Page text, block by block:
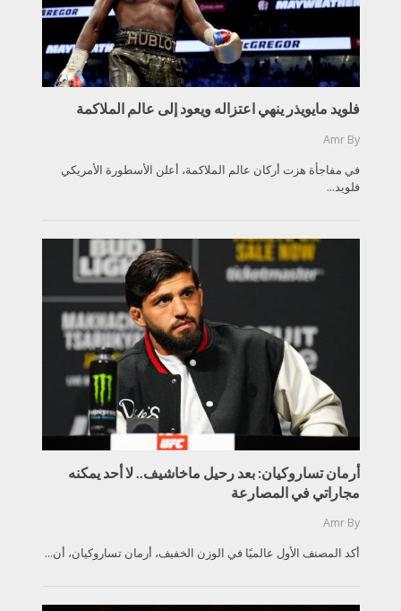
فلويد مايويذر ينهي اعتزاله ويعود إلى عالم الملاكمة
By
Amr
في مفاجأة هزت أركان عالم الملاكمة، أعلن الأسطورة الأمريكي
فلويد...
أرمان تساروكيان: بعد رحيل ماخاشيف.. لا أحد يمكنه
مجاراتي في المصارعة
By
Amr
أكد المصنف الأول عالميًا في الوزن الخفيف، أرمان تساروكيان، أن...